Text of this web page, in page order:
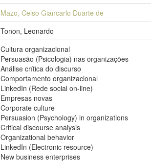
Mazo, Celso Giancarlo Duarte de
Tonon, Leonardo
Cultura organizacional
Persuasão (Psicologia) nas organizações
Análise crítica do discurso
Comportamento organizacional
LinkedIn (Rede social on-line)
Empresas novas
Corporate culture
Persuasion (Psychology) in organizations
Critical discourse analysis
Organizational behavior
LinkedIn (Electronic resource)
New business enterprises